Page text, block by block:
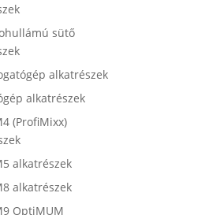
sütő
alkatrészek
alkatrészek
(ProfiMixx)
alkatrészek
alkatrészek
OptiMUM